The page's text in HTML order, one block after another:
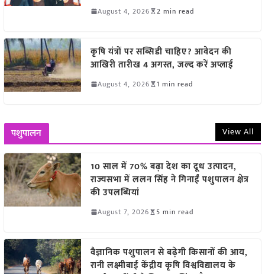
August 4, 2026 2 min read
कृषि यंत्रों पर सब्सिडी चाहिए? आवेदन की
आखिरी तारीख 4 अगस्त, जल्द करें अप्लाई
August 4, 2026 1 min read
पशुपालन View All
10 साल में 70% बढ़ा देश का दूध उत्पादन,
राज्यसभा में ललन सिंह ने गिनाईं पशुपालन क्षेत्र
की उपलब्धियां
August 7, 2026 5 min read
वैज्ञानिक पशुपालन से बढ़ेगी किसानों की आय,
रानी लक्ष्मीबाई केंद्रीय कृषि विश्वविद्यालय के